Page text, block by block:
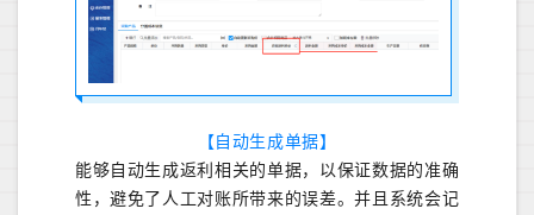
【自动生成单据】
能够自动生成返利相关的单据，以保证数据的准确
性，避免了人工对账所带来的误差。并且系统会记